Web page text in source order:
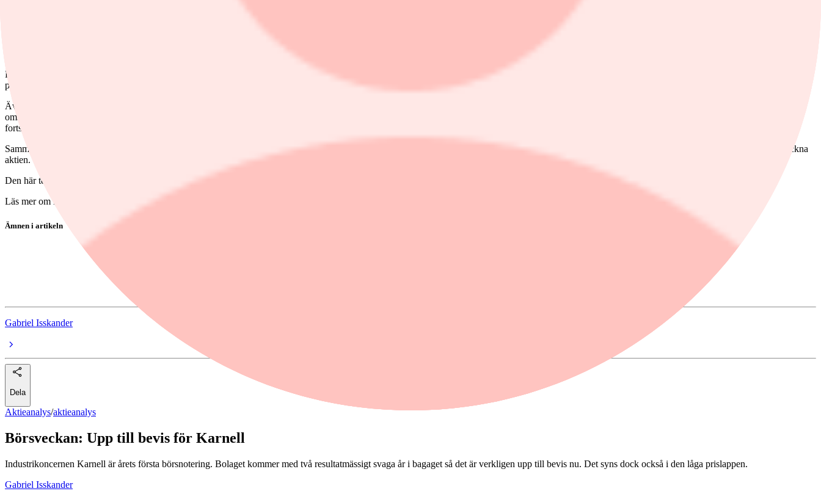
Ett annat bolag som sticker ut, i negativ bemärkelse, är svenska SimFas som tillverkar spackel, lim och fog, men aldrig under eget varumärke. Man säljer istället anpassade produkter till färgtillverkare och
Karnell har historiskt köpt bolag till 3-8x ebita och målet är att fortsätta addera förvärv och växa ebita med minst 15 procent årligen över en konjunkturcykel där ebitamarginalen också ska uppgå till minst 15
procent inom 3-5 år. På våra prognoser är ev/ebita 9-10x för 2024. Som närmaste ”peer” ser vi Idun Industrier som också jobbar med produktbolag och lite mer nischade sådana.
Även omsättningsmässigt är Idun närmast Karnell. Idun värderas till ev/ebita 9,3x på 2023 års siffror och har en god historik av värdeskapande förvärv. Under 2023 tappade bolaget 1 procent organiskt i
omsättningstillväxt och -8 procent organiskt i ebita, väldigt likt Karnell alltså. Största skillnaden är skuldsättningen där Iduns nettoskuld motsvarar 3,6x ebita jämfört med Karnells 1x, vilket ger det sistnämnda
fortsatt förvärvsutrymme. Värderingsmässigt är dessa två tämligen lika, men balansräkningen ser helt enkelt mycket bättre ut i Karnell som sagt.
Sammantaget så är det inget gjutet ”teckna” i Karnell som har en hel del att bevisa efter två svagare år, men vi har tagit höjd för en svagare utveckling och värderingen är ändå så pass låg att det är värt att teckna
aktien.
Den här texten publicerades i tidningen Börsveckan i nummer 12 den 18 mars
Läs mer om Börsveckan.
Ämnen i artikeln
Gabriel Isskander
Dela
Aktieanalys/aktieanalys
Börsveckan: Upp till bevis för Karnell
Industrikoncernen Karnell är årets första börsnotering. Bolaget kommer med två resultatmässigt svaga år i bagaget så det är verkligen upp till bevis nu. Det syns dock också i den låga prislappen.
Gabriel Isskander